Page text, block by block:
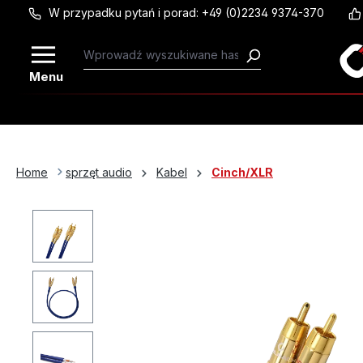
Przejdź do głównej zawartości
W przypadku pytań i porad: +49 (0)2234 9374-370
Menu
Home sprzęt audio Kabel Cinch/XLR